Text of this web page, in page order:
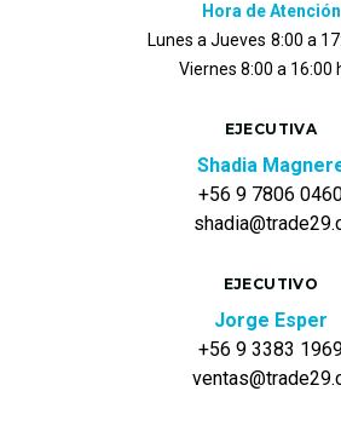
Hora de Atención
Lunes a Jueves 8:00 a
Viernes 8:00 a 16:00
EJECUTIVA
Shadia
+56 9 7806
EJECUTIVO
Jorge Esper
+56 9 3383